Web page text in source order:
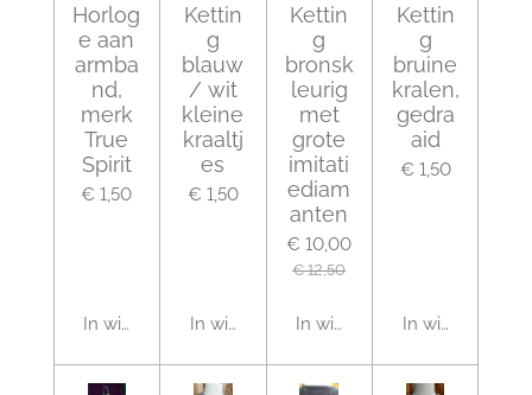
Horlog
e aan
armba
nd,
merk
True
Spirit
€ 1,50
In winkelwagen
Kettin
g
blauw
/ wit
kleine
kraaltj
es
€ 1,50
In winkelwagen
Kettin
g
bronsk
leurig
met
grote
imitati
ediam
anten
€ 10,00
€ 12,50
In winkelwagen
Kettin
g
bruine
kralen,
gedra
aid
€ 1,50
In winkelwagen